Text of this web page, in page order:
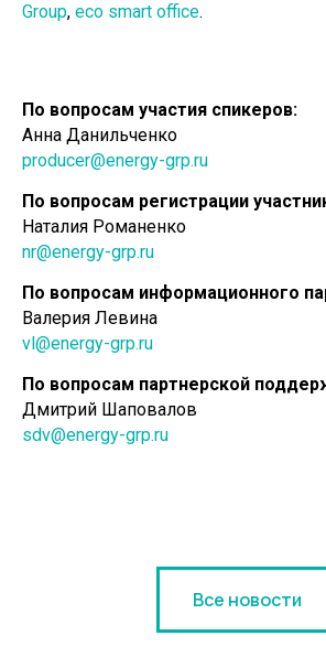
Group, eco smart office.
По вопросам участия спикеров:
Анна Данильченко
producer@energy-grp.ru
По вопросам регистрации
Наталия Романенко
nr@energy-grp.ru
По вопросам информационного
Валерия Левина
vl@energy-grp.ru
По вопросам партнерской
Дмитрий Шаповалов
sdv@energy-grp.ru
Все новости